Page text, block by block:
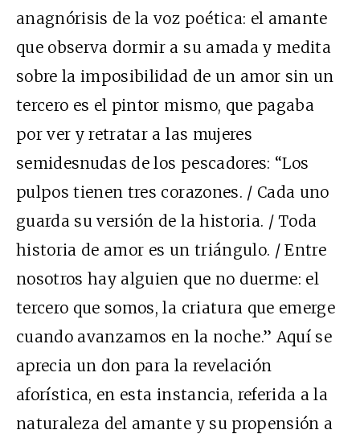
anagnórisis de la voz poética: el amante
que observa dormir a su amada y medita
sobre la imposibilidad de un amor sin un
tercero es el pintor mismo, que pagaba
por ver y retratar a las mujeres
semidesnudas de los pescadores: “Los
pulpos tienen tres corazones. / Cada uno
guarda su versión de la historia. / Toda
historia de amor es un triángulo. / Entre
nosotros hay alguien que no duerme: el
tercero que somos, la criatura que emerge
cuando avanzamos en la noche.” Aquí se
aprecia un don para la revelación
aforística, en esta instancia, referida a la
naturaleza del amante y su propensión a